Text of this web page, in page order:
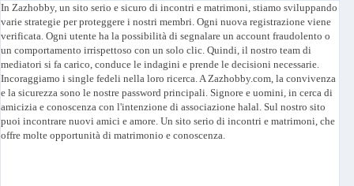
In Zazhobby, un sito serio e sicuro di incontri e matrimoni, stiamo sviluppando
varie strategie per proteggere i nostri membri. Ogni nuova registrazione viene
verificata. Ogni utente ha la possibilità di segnalare un account fraudolento o
un comportamento irrispettoso con un solo clic. Quindi, il nostro team di
mediatori si fa carico, conduce le indagini e prende le decisioni necessarie.
Incoraggiamo i single fedeli nella loro ricerca. A Zazhobby.com, la convivenza
e la sicurezza sono le nostre password principali. Signore e uomini, in cerca di
amicizia e conoscenza con l'intenzione di associazione halal. Sul nostro sito
puoi incontrare nuovi amici e amore. Un sito serio di incontri e matrimoni, che
offre molte opportunità di matrimonio e conoscenza.